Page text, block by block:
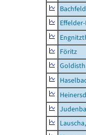
Bachfeld
Föritz